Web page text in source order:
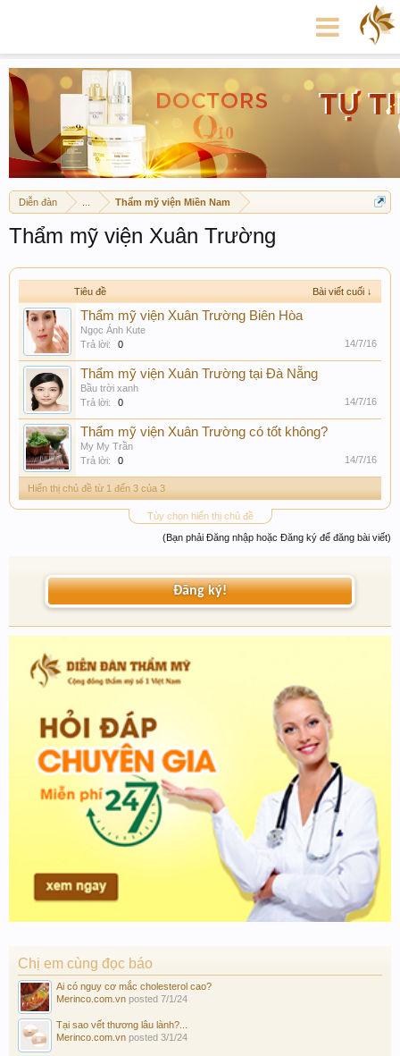
Diễn đàn Thẩm mỹ viện Miền Nam
Thẩm mỹ viện Xuân Trường
Tiêu đề Bài viết cuối ↓
Thẩm mỹ viện Xuân Trường Biên Hòa
Ngọc Ánh Kute
Trả lời:
0 14/7/16
Thẩm mỹ viện Xuân Trường tại Đà Nẵng
Bầu trời xanh
Trả lời:
0 14/7/16
Thẩm mỹ viện Xuân Trường có tốt không?
My My Trần
Trả lời:
0 14/7/16
Hiển thị chủ đề từ 1 đến 3 của 3
Tùy chọn hiển thị chủ đề
(Bạn phải Đăng nhập hoặc Đăng ký để đăng bài viết)
Đăng ký!
Chị em cùng đọc báo
Ai có nguy cơ mắc cholesterol cao?
Merinco.com.vn posted 7/1/24
Tại sao vết thương lâu lành?...
Merinco.com.vn posted 3/1/24